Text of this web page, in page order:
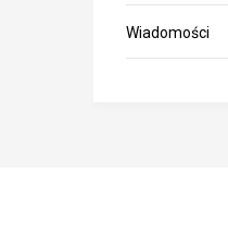
Wiadomości